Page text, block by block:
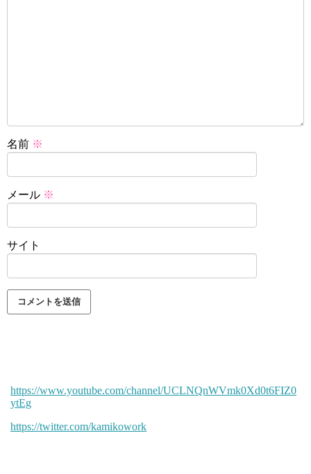
名前 ※
メール ※
サイト
https://www.youtube.com/channel/UCLNQnWVmk0Xd0t6FIZ0
ytEg
https://twitter.com/kamikowork